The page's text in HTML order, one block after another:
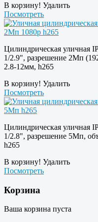
В корзину! Удалить
Посмотреть
Цилиндрическая уличная
1/2.9", разрешение 2Мп
2.8-12мм, h265
В корзину! Удалить
Посмотреть
Цилиндрическая уличная
1/2.8", разрешение 5Мп,
h265
В корзину! Удалить
Посмотреть
Корзина
Ваша корзина пуста